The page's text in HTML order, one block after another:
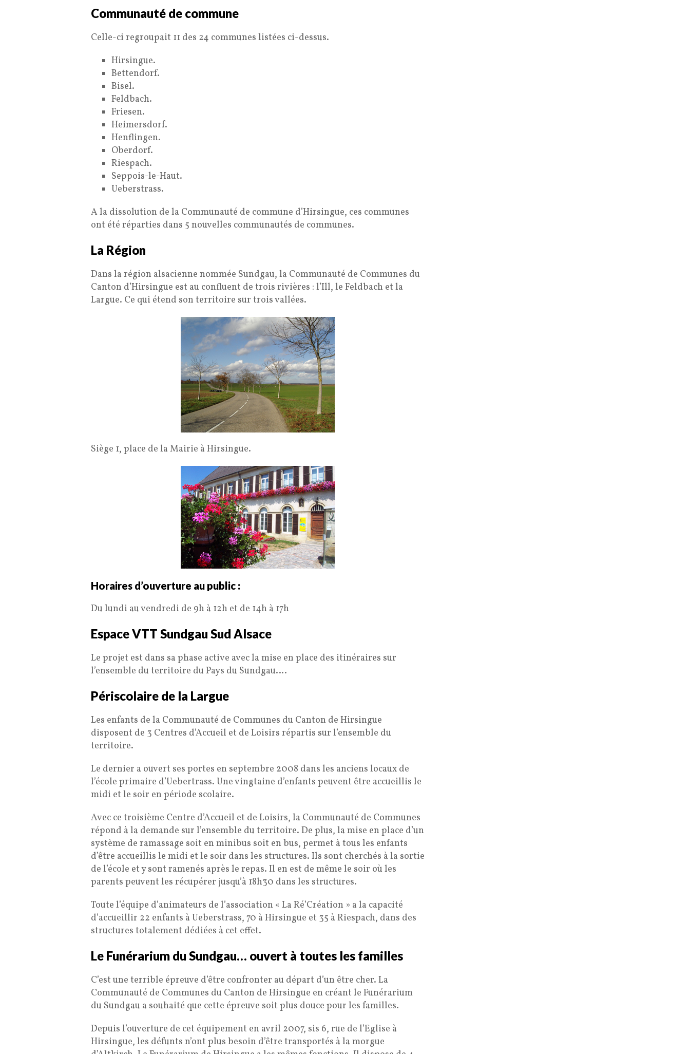
Communauté de commune
Celle-ci regroupait 11 des 24 communes listées ci-dessus.
Hirsingue.
Bettendorf.
Bisel.
Feldbach.
Friesen.
Heimersdorf.
Henflingen.
Oberdorf.
Riespach.
Seppois-le-Haut.
Ueberstrass.
A la dissolution de la Communauté de commune d’Hirsingue, ces communes
ont été réparties dans 5 nouvelles communautés de communes.
La Région
Dans la région alsacienne nommée Sundgau, la Communauté de Communes du
Canton d’Hirsingue est au confluent de trois rivières : l’Ill, le Feldbach et la
Largue. Ce qui étend son territoire sur trois vallées.
Siège 1, place de la Mairie à Hirsingue.
Horaires d’ouverture au public :
Du lundi au vendredi de 9h à 12h et de 14h à 17h
Espace VTT Sundgau Sud Alsace
Le projet est dans sa phase active avec la mise en place des itinéraires sur
l’ensemble du territoire du Pays du Sundgau….
Périscolaire de la Largue
Les enfants de la Communauté de Communes du Canton de Hirsingue
disposent de 3 Centres d’Accueil et de Loisirs répartis sur l’ensemble du
territoire.
Le dernier a ouvert ses portes en septembre 2008 dans les anciens locaux de
l’école primaire d’Uebertrass. Une vingtaine d’enfants peuvent être accueillis le
midi et le soir en période scolaire.
Avec ce troisième Centre d’Accueil et de Loisirs, la Communauté de Communes
répond à la demande sur l’ensemble du territoire. De plus, la mise en place d’un
système de ramassage soit en minibus soit en bus, permet à tous les enfants
d’être accueillis le midi et le soir dans les structures. Ils sont cherchés à la sortie
de l’école et y sont ramenés après le repas. Il en est de même le soir où les
parents peuvent les récupérer jusqu’à 18h30 dans les structures.
Toute l’équipe d’animateurs de l’association « La Ré’Création » a la capacité
d’accueillir 22 enfants à Ueberstrass, 70 à Hirsingue et 35 à Riespach, dans des
structures totalement dédiées à cet effet.
Le Funérarium du Sundgau… ouvert à toutes les familles
C’est une terrible épreuve d’être confronter au départ d’un être cher. La
Communauté de Communes du Canton de Hirsingue en créant le Funérarium
du Sundgau a souhaité que cette épreuve soit plus douce pour les familles.
Depuis l’ouverture de cet équipement en avril 2007, sis 6, rue de l’Eglise à
Hirsingue, les défunts n’ont plus besoin d’être transportés à la morgue